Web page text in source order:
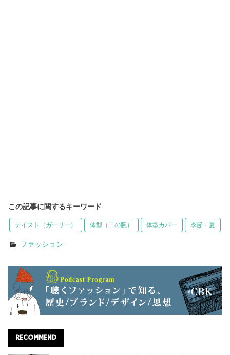
この記事に関するキーワード
テイスト（ガーリー） 体型（二の腕） 体型カバー 季節・夏
ファッション
RECOMMEND